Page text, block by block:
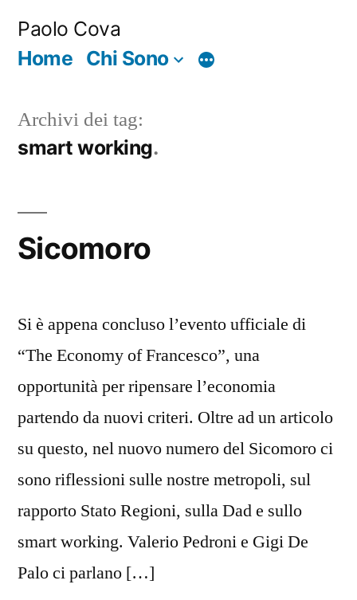
Paolo Cova
Home Chi Sono
Di
Archivi dei tag:
smart working
Sicomoro
Si è appena concluso l’evento ufficiale di
“The Economy of Francesco”, una
opportunità per ripensare l’economia
partendo da nuovi criteri. Oltre ad un articolo
su questo, nel nuovo numero del Sicomoro ci
sono riflessioni sulle nostre metropoli, sul
rapporto Stato Regioni, sulla Dad e sullo
smart working. Valerio Pedroni e Gigi De
Palo ci parlano […]